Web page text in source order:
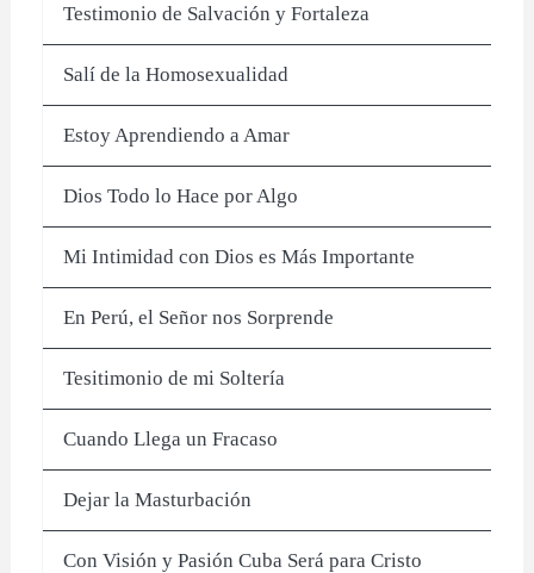
Testimonio de Salvación y Fortaleza
Salí de la Homosexualidad
Estoy Aprendiendo a Amar
Dios Todo lo Hace por Algo
Mi Intimidad con Dios es Más Importante
En Perú, el Señor nos Sorprende
Tesitimonio de mi Soltería
Cuando Llega un Fracaso
Dejar la Masturbación
Con Visión y Pasión Cuba Será para Cristo